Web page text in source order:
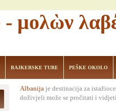
μολὼν
BAJKERSKE TURE PEŠKE OKOLO
Albanija je destinacija za
doživjeli može se pročitati i